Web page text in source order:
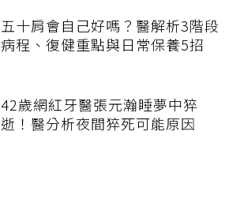
五十肩會自己好嗎？醫解析3階段
病程、復健重點與日常保養5招
42歲網紅牙醫張元瀚睡夢中猝
逝！醫分析夜間猝死可能原因